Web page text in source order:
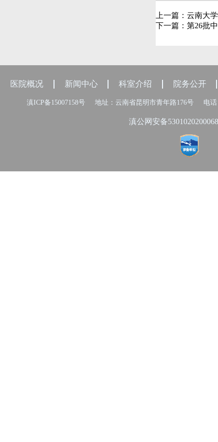
上一篇： 云南大
下一篇： 第26批
医院概况 新闻中心 科室介绍 院务公开
滇ICP备15007158号 地址：云南省昆明市青年路176号 电话
滇公网安备